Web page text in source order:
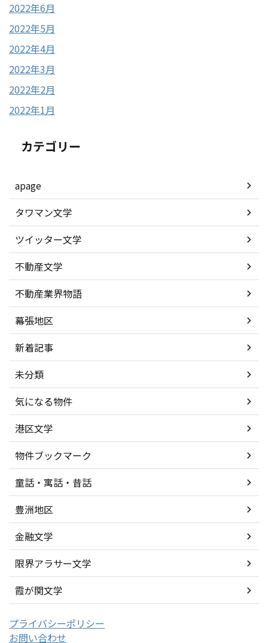
2022年6月
2022年5月
2022年4月
2022年3月
2022年2月
2022年1月
カテゴリー
apage
タワマン文学
ツイッター文学
不動産文学
不動産業界物語
幕張地区
新着記事
未分類
気になる物件
港区文学
物件ブックマーク
童話・寓話・昔話
豊洲地区
金融文学
限界アラサー文学
霞が関文学
プライバシーポリシー
お問い合わせ